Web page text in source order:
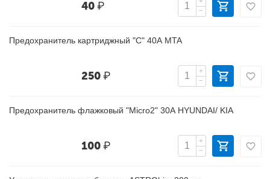
40₽
−
Предохранитель картриджный "C" 40А MTA
250₽
+
−
Предохранитель флажковый "Micro2" 30А HYUNDAI/ KIA
100₽
+
−